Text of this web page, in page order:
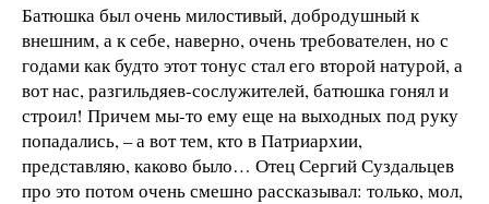
Батюшка был очень милостивый, добродушный к
внешним, а к себе, наверно, очень требователен, но с
годами как будто этот тонус стал его второй натурой, а
вот нас, разгильдяев-сослужителей, батюшка гонял и
строил! Причем мы-то ему еще на выходных под руку
попадались, – а вот тем, кто в Патриархии,
представляю, каково было… Отец Сергий Суздальцев
про это потом очень смешно рассказывал: только, мол,